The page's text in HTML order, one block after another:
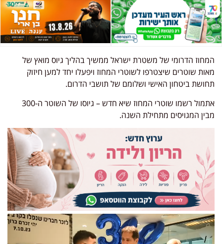
המחוז הדרומי של משטרת ישראל ממשיך בהליך גיוס מואץ של
מאות שוטרים שיצטרפו לשוטרי המחוז ויפעלו יחד למען חיזוק
תחושת ביטחון האישי ושלומם של תושבי הדרום.
אתמול רשמו שוטרי המחוז שיא חדש – גיוסו של השוטר ה-300
מבין המגויסים מתחילת השנה.
נגן
וידאו